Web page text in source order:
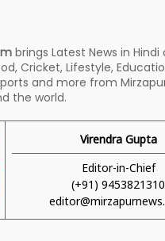
brings Latest News in Hindi
Cricket, Lifestyle,
and more from
the world.
Virendra Gupta
Editor-in-Chief
(+91) 9453821310